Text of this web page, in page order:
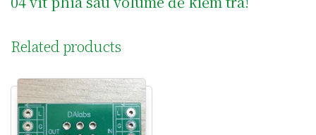
Related products